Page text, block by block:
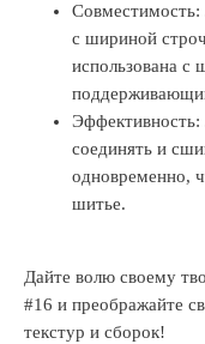
Совместимость:
с шириной
использована
Эффективность:
соединять и
одновременно,
шитье.
Дайте волю своему
#16 и преображайте
текстур и сборок!